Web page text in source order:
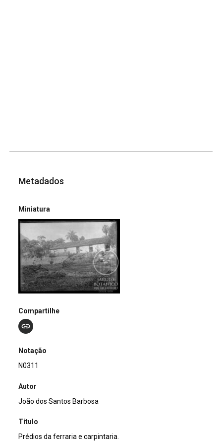
Metadados
Miniatura
Compartilhe
Notação
N0311
Autor
João dos Santos Barbosa
Título
Prédios da ferraria e carpintaria.